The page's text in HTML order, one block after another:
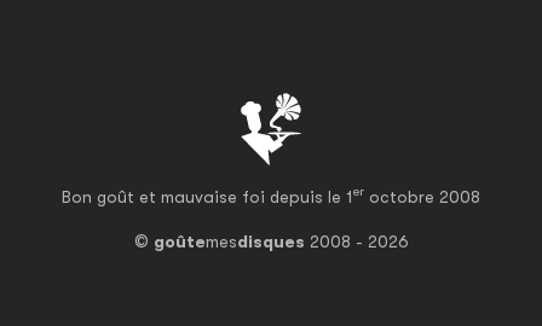
Bon goût et mauvaise foi depuis le 1er octobre 2008
© goûtemesdisques 2008 - 2026